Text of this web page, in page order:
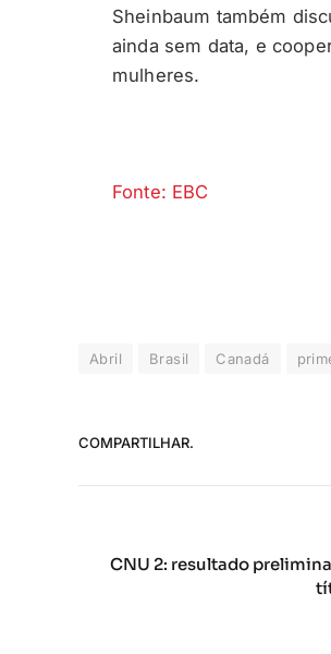
Sheinbaum também
ainda sem data, e
mulheres.
Fonte: EBC
Abril Brasil Canadá
COMPARTILHAR.
CNU 2: resultado